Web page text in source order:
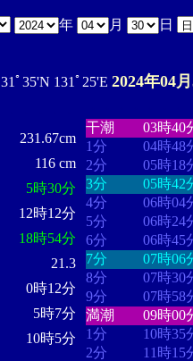
年 月 日
31ﾟ35'N 131ﾟ25'E 2024年04
231.67cm
116 cm
5時30分
12時12分
18時54分
21.3
0時12分
5時7分
10時5分
干潮
03時40
1分
04時48
2分
05時18
3分
05時42
4分
06時04
5分
06時24
6分
06時45
7分
07時06
8分
07時30
9分
07時58
満潮
09時00
1分
10時35
2分
11時15